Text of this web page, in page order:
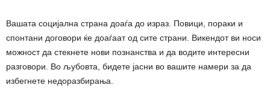
Вашата социјална страна доаѓа до израз. Повици, пораки и
спонтани договори ќе доаѓаат од сите страни. Викендот ви носи
можност да стекнете нови познанства и да водите интересни
разговори. Во љубовта, бидете јасни во вашите намери за да
избегнете недоразбирања.